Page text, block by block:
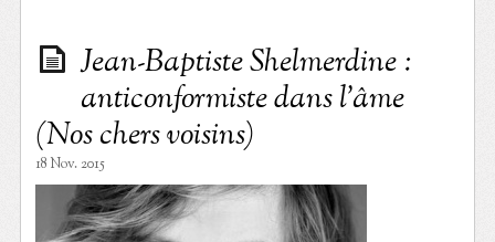
Jean-Baptiste Shelmerdine :
anticonformiste dans l’âme
(Nos chers voisins)
18 Nov. 2015